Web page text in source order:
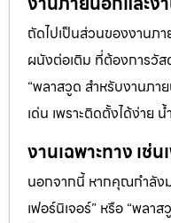
ถัดไปเป็นส่วนของงานภ
ผนังต่อเติม ที่ต้องการวั
“พลาสวูด สำหรับงานภา
เด่น เพราะติดตั้งได้ง่าย
งานเฉพาะทาง เช่
นอกจากนี้ หากคุณกำลัง
เฟอร์นิเจอร์” หรือ “พลา